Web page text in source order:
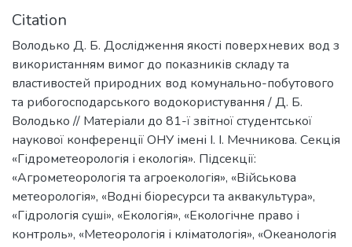
Citation
Володько Д. Б. Дослідження якості поверхневих вод з
використанням вимог до показників складу та
властивостей природних вод комунально-побутового
та рибогосподарського водокористування / Д. Б.
Володько // Матеріали до 81-ї звітної студентської
наукової конференції ОНУ імені І. І. Мечникова. Секція
«Гідрометеорологія і екологія». Підсекції:
«Агрометеорологія та агроекологія», «Військова
метеорологія», «Водні біоресурси та аквакультура»,
«Гідрологія суші», «Екологія», «Екологічне право і
контроль», «Метеорологія і кліматологія», «Океанологія